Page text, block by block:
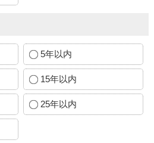
5年以内
15年以内
25年以内